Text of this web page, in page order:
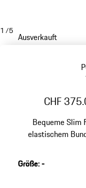
1 /5
Ausverkauft
CHF
Bequeme Slim
elastischem
Größe:-